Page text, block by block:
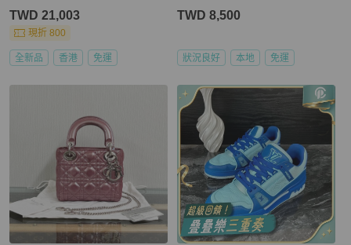
TWD 21,003
現折 800
全新品 香港 免運
TWD 8,500
狀況良好 本地 免運